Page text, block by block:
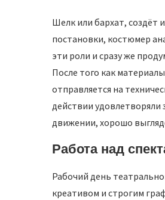
Шелк или бархат, создёт
постановки, костюмер
эти роли и сразу же
После того как
отправляется на
действии удовлетворяли
движении, хорошо
Работа над
Рабочий день
креативом и строгим